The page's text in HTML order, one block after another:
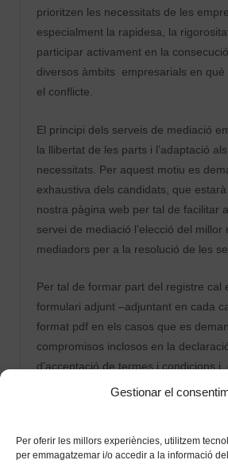
Gestionar el
Per oferir les millors experiències, utilitzem
per emmagatzemar i/o accedir a la informació
prioritzen les necessitats de les
especialment la rapidesa, la
participar activament en la
diversos àmbits empresarials en què
el conflicte.
El principi dels serveis de mediació
la llibertat de les parts i l’adaptació
necessitats. Per aquest motiu es
exhaustiva dels candidats, que
nostra pàgina web per tal de facilitar
servei de mediació l’elecció del millor
mediadors per a la resolució de les
Per tal de formar part del registre cal
formulari adjunt –adjuntant en cada
format pdf en els casos que es
compromisos inclosos en la
d’acceptació de termes i condicions
acceptat pel procediment previst al
a l’oportuna comprovació i efectuar